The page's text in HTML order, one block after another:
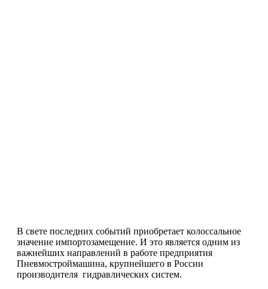
В свете последних событий приобретает колоссальное
значение импортозамещение. И это является одним из
важнейших направлений в работе предприятия
Пневмостроймашина, крупнейшего в России
производителя гидравлических систем.